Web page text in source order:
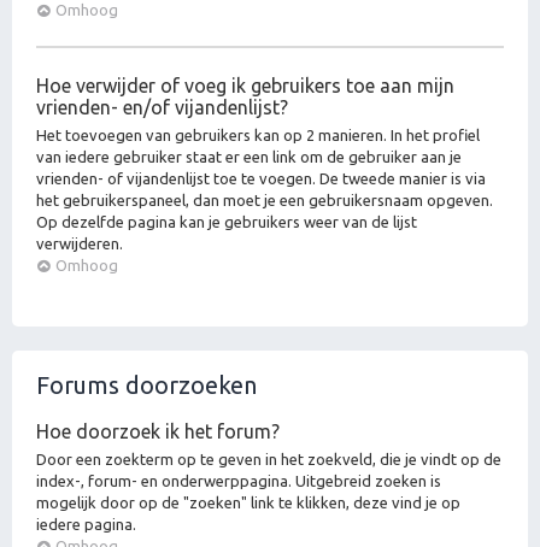
Omhoog
Hoe verwijder of voeg ik gebruikers toe aan mijn
vrienden- en/of vijandenlijst?
Het toevoegen van gebruikers kan op 2 manieren. In het profiel
van iedere gebruiker staat er een link om de gebruiker aan je
vrienden- of vijandenlijst toe te voegen. De tweede manier is via
het gebruikerspaneel, dan moet je een gebruikersnaam opgeven.
Op dezelfde pagina kan je gebruikers weer van de lijst
verwijderen.
Omhoog
Forums doorzoeken
Hoe doorzoek ik het forum?
Door een zoekterm op te geven in het zoekveld, die je vindt op de
index-, forum- en onderwerppagina. Uitgebreid zoeken is
mogelijk door op de "zoeken" link te klikken, deze vind je op
iedere pagina.